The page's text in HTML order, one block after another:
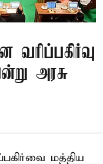
வரிப்பகிர்வு
அரசு
மத்திய